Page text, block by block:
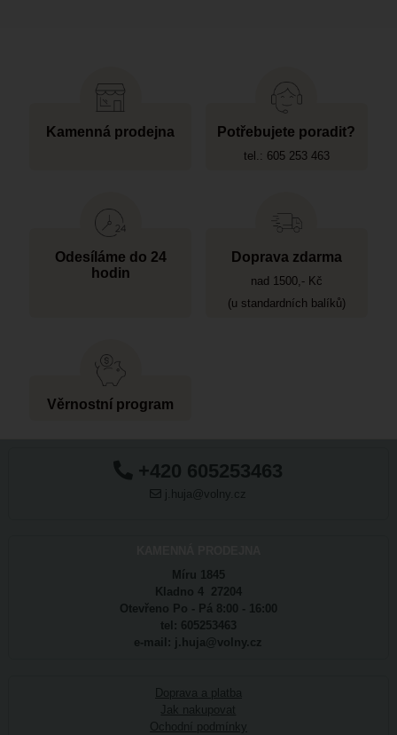
Kamenná prodejna Potřebujete poradit?
tel.: 605 253 463
Odesíláme do 24
hodin
Doprava zdarma
nad 1500,- Kč
(u standardních balíků)
Věrnostní program
+420 605253463
j.huja@volny.cz
Míru 1845
Kladno 4 27204
Otevřeno Po - Pá 8:00 - 16:00
tel: 605253463
e-mail: j.huja@volny.cz
Doprava a platba
Jak nakupovat
Ochodní podmínky